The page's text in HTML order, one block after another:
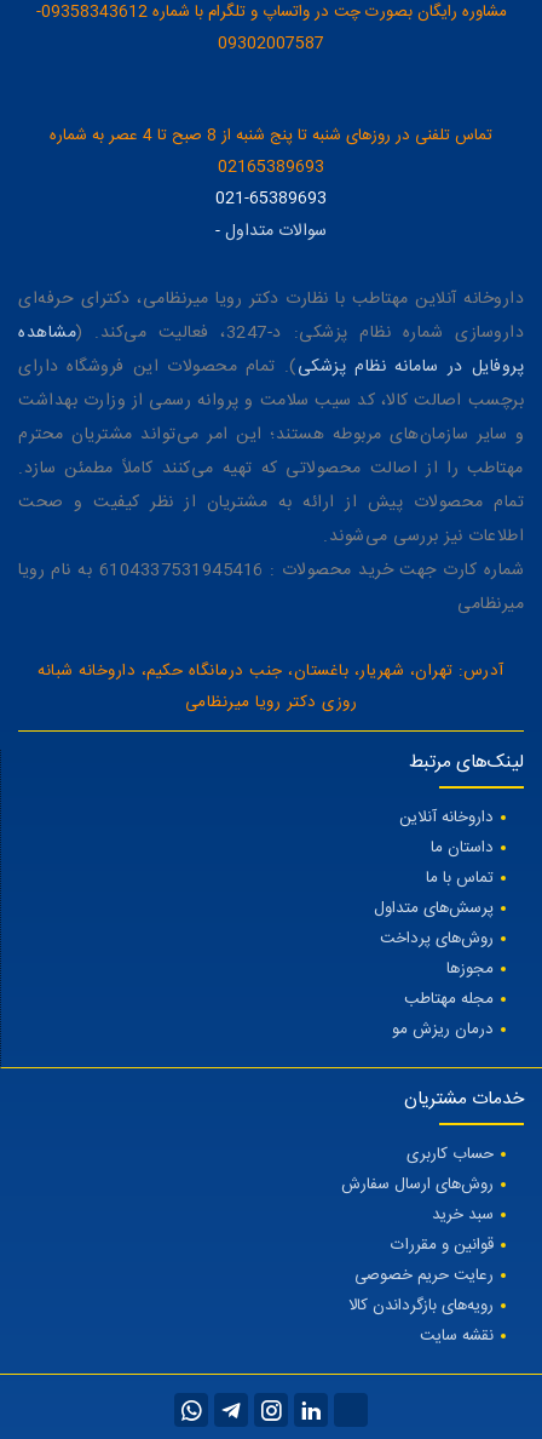
مشاوره رایگان بصورت چت در واتساپ و تلگرام با شماره 09358343612-
09302007587
تماس تلفنی در روزهای شنبه تا پنج شنبه از 8 صبح تا 4 عصر به شماره
02165389693
021-65389693
سوالات متداول-
داروخانه آنلاین مهتاطب با نظارت دکتر رویا میرنظامی، دکترای حرفه‌ای
داروسازی شماره نظام پزشکی: د-3247، فعالیت می‌کند. (
مشاهده
پروفایل در سامانه نظام پزشکی). تمام محصولات این فروشگاه دارای
برچسب اصالت کالا، کد سیب سلامت و پروانه رسمی از وزارت بهداشت
و سایر سازمان‌های مربوطه هستند؛ این امر می‌تواند مشتریان محترم
مهتاطب را از اصالت محصولاتی که تهیه می‌کنند کاملاً مطمئن سازد.
تمام محصولات پیش از ارائه به مشتریان از نظر کیفیت و صحت
اطلاعات نیز بررسی می‌شوند.
شماره کارت جهت خرید محصولات : 6104337531945416 به نام رویا
میرنظامی
آدرس: تهران، شهریار، باغستان، جنب درمانگاه حکیم، داروخانه شبانه
روزی دکتر رویا میرنظامی
لینک‌های مرتبط
داروخانه آنلاین
داستان ما
تماس با ما
پرسش‌های متداول
روش‌های پرداخت
مجوزها
مجله مهتاطب
درمان ریزش مو
خدمات مشتریان
حساب کاربری
روش‌های ارسال سفارش
سبد خرید
قوانین و مقررات
رعایت حریم خصوصی
رویه‌های بازگرداندن کالا
نقشه سایت